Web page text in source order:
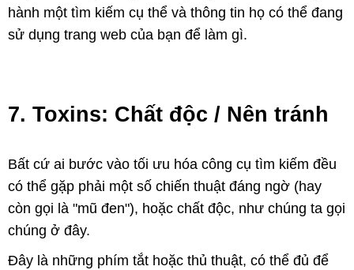
hành một tìm kiếm cụ thể và thông tin họ có thể đang
sử dụng trang web của bạn để làm gì.
7. Toxins: Chất độc / Nên tránh
Bất cứ ai bước vào tối ưu hóa công cụ tìm kiếm đều
có thể gặp phải một số chiến thuật đáng ngờ (hay
còn gọi là "mũ đen"), hoặc chất độc, như chúng ta gọi
chúng ở đây.
Đây là những phím tắt hoặc thủ thuật, có thể đủ để